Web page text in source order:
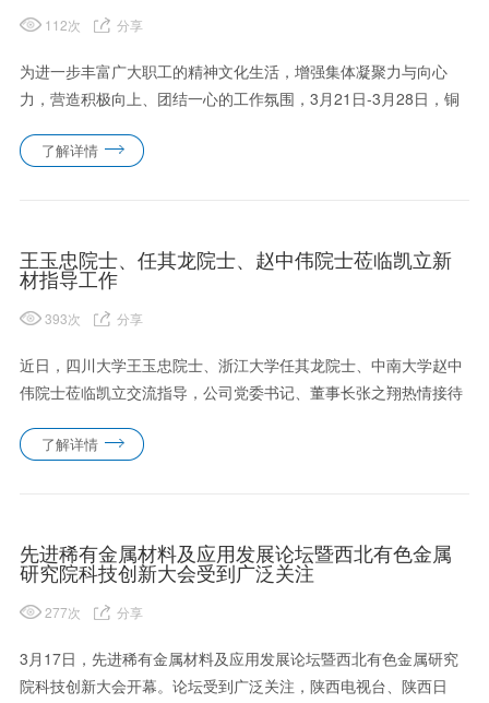
112次 分享
为进一步丰富广大职工的精神文化生活，增强集体凝聚力与向心
力，营造积极向上、团结一心的工作氛围，3月21日-3月28日，铜
比赛。比赛在响亮的锣鼓声中盛大启幕，此次比赛以部门为单位共
了解详情
王玉忠院士、任其龙院士、赵中伟院士莅临凯立新
材指导工作
393次 分享
近日，四川大学王玉忠院士、浙江大学任其龙院士、中南大学赵中
伟院士莅临凯立交流指导，公司党委书记、董事长张之翔热情接待
细了解了凯立新材发展历程、产品体系、技术创新、科技成果转化
了解详情
先进稀有金属材料及应用发展论坛暨西北有色金属
研究院科技创新大会受到广泛关注
277次 分享
3月17日，先进稀有金属材料及应用发展论坛暨西北有色金属研究
院科技创新大会开幕。论坛受到广泛关注，陕西电视台、陕西日